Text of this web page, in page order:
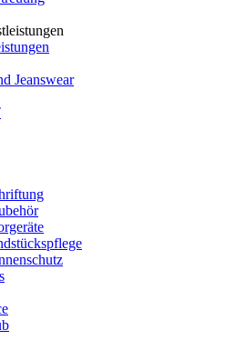
Jeanswear